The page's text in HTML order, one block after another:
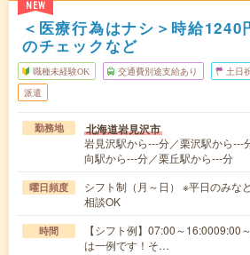
NEW
＜医療行為はナシ＞時給1240
のチェックなど
職種未経験OK 交通費別途支給あり 土日
派遣
勤務地 北海道岩見沢市
岩見沢駅から---分／栗沢駅から---
向駅から---分／栗丘駅から---分
曜日頻度
シフト制（月～日） ※平日のみな
相談OK
時間
【シフト例】07:00～16:0009:00
は一例です！そ…